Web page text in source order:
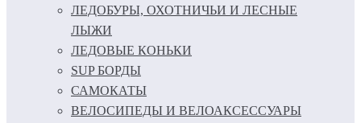
ЛЕДОБУРЫ, ОХОТНИЧЬИ И ЛЕСНЫЕ
ЛЫЖИ
ЛЕДОВЫЕ КОНЬКИ
SUP БОРДЫ
САМОКАТЫ
ВЕЛОСИПЕДЫ И ВЕЛОАКСЕССУАРЫ